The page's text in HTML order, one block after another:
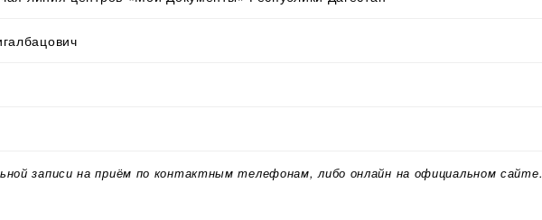
записи на приём по контактным телефонам, либо онлайн на официальном сайте.